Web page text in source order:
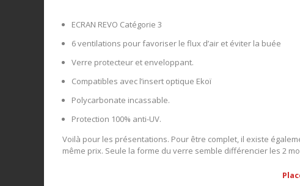
ECRAN REVO Catégorie 3
6 ventilations pour favoriser le flux d’air et éviter la buée
Verre protecteur et enveloppant.
Compatibles avec l’insert optique Ekoï
Polycarbonate incassable.
Protection 100% anti-UV.
Voilà pour les présentations. Pour être complet, il existe
même prix. Seule la forme du verre semble différencier les 2